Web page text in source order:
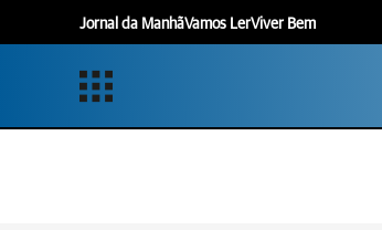
Jornal da ManhãVamos LerViver Bem